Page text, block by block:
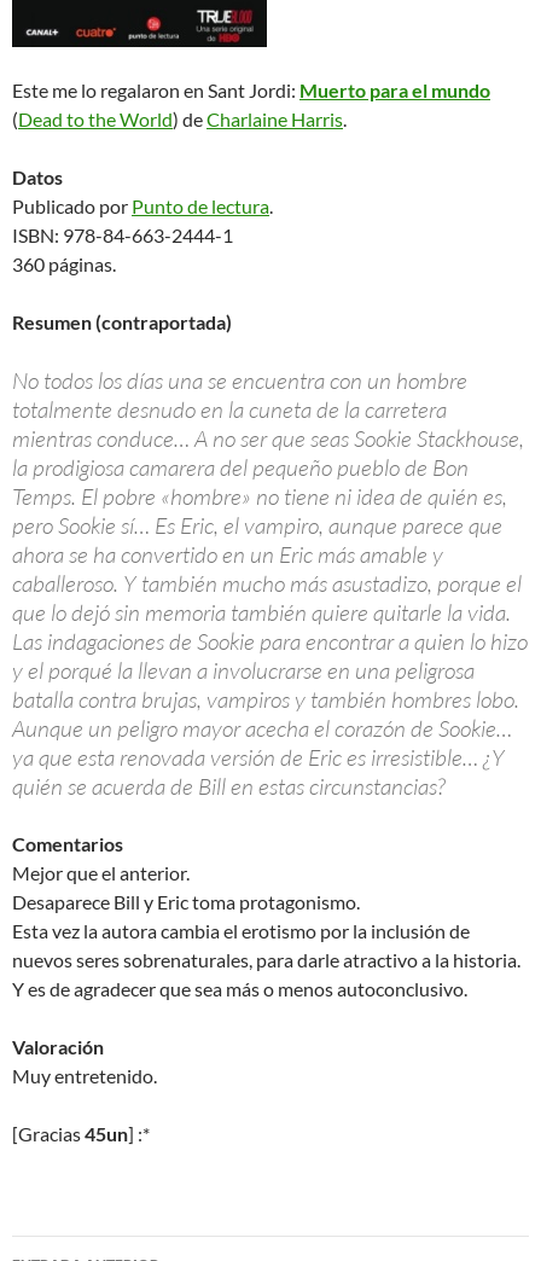
Este me lo regalaron en Sant Jordi: Muerto para el mundo
(Dead to the World) deCharlaine Harris.
Datos
Publicado por Punto de lectura.
ISBN: 978-84-663-2444-1
360 páginas.
Resumen (contraportada)
No todos los días una se encuentra con un hombre
totalmente desnudo en la cuneta de la carretera
mientras conduce… A no ser que seas Sookie Stackhouse,
la prodigiosa camarera del pequeño pueblo de Bon
Temps. El pobre «hombre» no tiene ni idea de quién es,
pero Sookie sí… Es Eric, el vampiro, aunque parece que
ahora se ha convertido en un Eric más amable y
caballeroso. Y también mucho más asustadizo, porque el
que lo dejó sin memoria también quiere quitarle la vida.
Las indagaciones de Sookie para encontrar a quien lo hizo
y el porqué la llevan a involucrarse en una peligrosa
batalla contra brujas, vampiros y también hombres lobo.
Aunque un peligro mayor acecha el corazón de Sookie…
ya que esta renovada versión de Eric es irresistible… ¿Y
quién se acuerda de Bill en estas circunstancias?
Comentarios
Mejor que el anterior.
Desaparece Bill y Eric toma protagonismo.
Esta vez la autora cambia el erotismo por la inclusión de
nuevos seres sobrenaturales, para darle atractivo a la historia.
Y es de agradecer que sea más o menos autoconclusivo.
Valoración
Muy entretenido.
[Gracias45un] :*